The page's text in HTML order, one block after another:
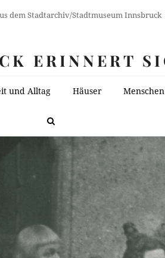
dem Stadtarchiv/Stadtmuseum Innsbruck
ERINNERT
und Alltag Häuser Menschen